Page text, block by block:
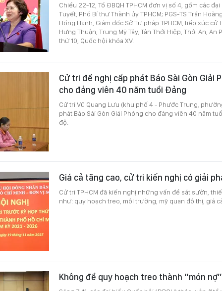
Chiều 22-12, Tổ ĐBQH TPHCM đơn vị số 4, gồm các
Tuyết, Phó Bí thư Thành ủy TPHCM; PGS-TS Trần
Hồng Hạnh, Giám đốc Sở Tư pháp TPHCM, tiếp xúc
Hưng Thuận, Trung Mỹ Tây, Tân Thới Hiệp, Thới An,
thứ 10, Quốc hội khóa XV.
Cử tri đề nghị cấp phát Báo Sài Gòn Giải
cho đảng viên 40 năm tuổi Đảng
Cử tri Vũ Quang Lưu (khu phố 4 - Phước Trung,
phát Báo Sài Gòn Giải Phóng cho đảng viên 40 năm
độ.
Giá cả tăng cao, cử tri kiến nghị có giải
Cử tri TPHCM đã kiến nghị những vấn đề sát sườn,
như: quy hoạch treo, môi trường, mỹ quan đô thị, giá
Không để quy hoạch treo thành “món